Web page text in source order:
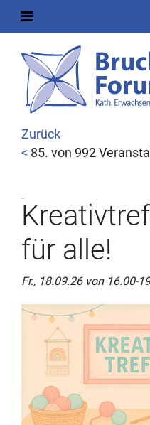
Zurück
< 85. von 992
für alle!
Fr., 18.09.26 von 16.00-